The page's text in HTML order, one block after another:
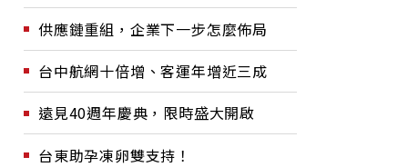
供應鏈重組，企業下一步怎麼佈局
台中航網十倍增、客運年增近三成
遠見40週年慶典，限時盛大開啟
台東助孕凍卵雙支持！